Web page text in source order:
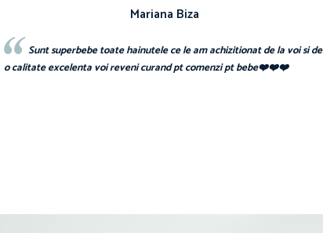
Mariana Biza
Sunt superbebe toate hainutele ce le am achizitionat de la voi si de
o calitate excelenta voi reveni curand pt comenzi pt bebe❤️❤️❤️